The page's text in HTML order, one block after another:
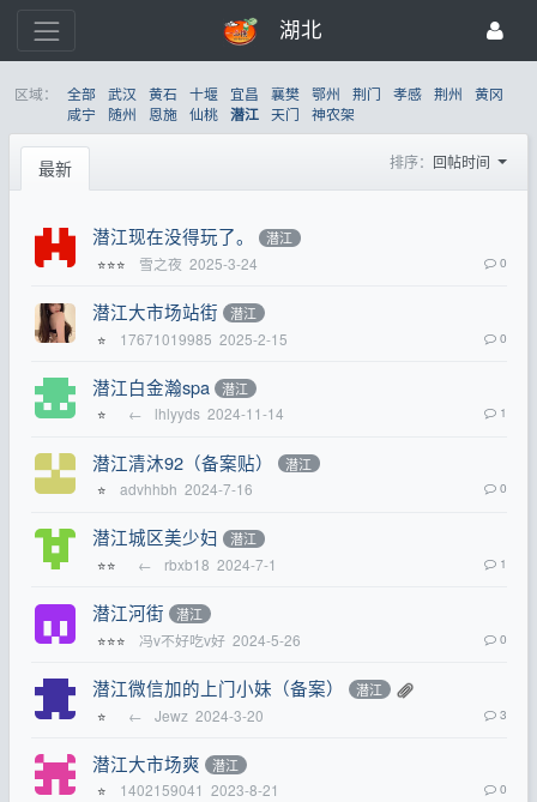
湖北
区域： 全部 武汉 黄石 十堰 宜昌 襄樊 鄂州 荆门 孝感 荆州
黄冈
咸宁
随州 恩施 仙桃 潜江 天门 神农架
最新 排序： 回帖时间
潜江现在没得玩了。 潜江
⭐⭐⭐ 雪之夜 2025-3-24 0
潜江大市场站街 潜江
⭐ 17671019985 2025-2-15 0
潜江白金瀚spa 潜江
⭐ ← lhlyyds 2024-11-14 1
潜江清沐92（备案贴） 潜江
⭐ advhhbh 2024-7-16 0
潜江城区美少妇 潜江
⭐⭐ ← rbxb18 2024-7-1 1
潜江河街 潜江
⭐⭐⭐ 冯v不好吃v好 2024-5-26 0
潜江微信加的上门小妹（备案） 潜江
⭐ ← Jewz 2024-3-20 3
潜江大市场爽 潜江
⭐ 1402159041 2023-8-21 0